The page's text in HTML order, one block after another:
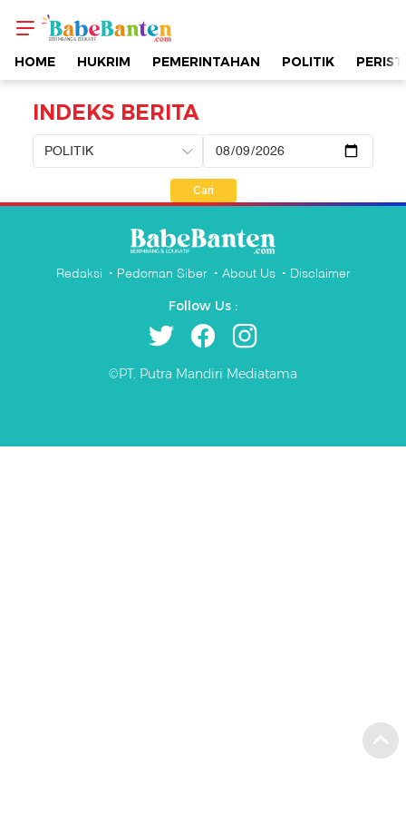
Indeks
Berita
BabeBanten.com
HOME HUKRIM PEMERINTAHAN POLITIK
INDEKS BERITA
Cari
Redaksi Pedoman Siber About Us Disclaimer
Follow Us :
©PT. Putra Mandiri Mediatama